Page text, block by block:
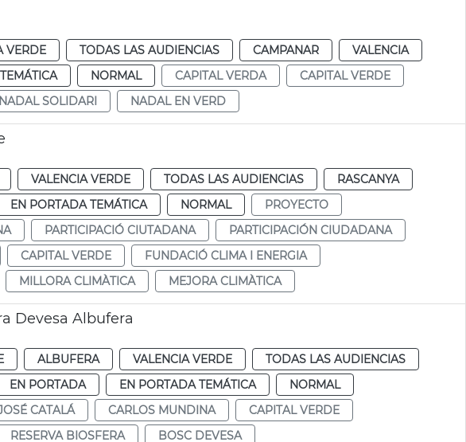
VERDE TODAS LAS AUDIENCIAS CAMPANAR
VALENCIA
NORMAL CAPITAL VERDA
CAPITAL VERDE
NADAL SOLIDARI NADAL EN VERD
VALENCIA VERDE TODAS LAS AUDIENCIAS
RASCANYA
EN PORTADA TEMÁTICA NORMAL
PROYECTO
PARTICIPACIÓ CIUTADANA
PARTICIPACIÓN CIUDADANA
CAPITAL VERDE
FUNDACIÓ CLIMA I ENERGIA
MILLORA CLIMÀTICA MEJORA CLIMÀTICA
Devesa Albufera
ALBUFERA VALENCIA VERDE
TODAS LAS AUDIENCIAS
EN PORTADA EN PORTADA TEMÁTICA
NORMAL
CATALÁ CARLOS MUNDINA
CAPITAL VERDE
RESERVA BIOSFERA BOSC DEVESA